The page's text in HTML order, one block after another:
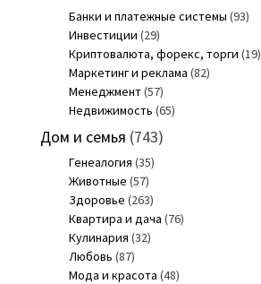
Банки и платежные системы (93)
Инвестиции (29)
Криптовалюта, форекс, торги (19)
Маркетинг и реклама (82)
Менеджмент(57)
Недвижимость (65)
Дом и семья (743)
Генеалогия (35)
Животные (57)
Здоровье (263)
Квартира и дача (76)
Кулинария (32)
Любовь (87)
Мода и красота (48)